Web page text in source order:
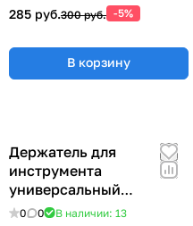
285 руб.300 руб. -5%
В корзину
Держатель для
инструмента
универсальный
57x383x185 мм ER-
0 0 В наличии: 13